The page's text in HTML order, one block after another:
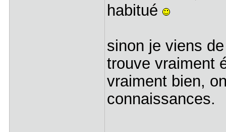
habitué
sinon je viens
trouve vraiment
vraiment bien,
connaissances.